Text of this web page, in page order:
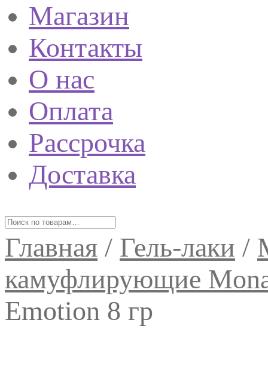
Магазин
Контакты
О нас
Оплата
Рассрочка
Доставка
Главная / Гель-лаки /
камуфлирующие
Emotion 8 гр